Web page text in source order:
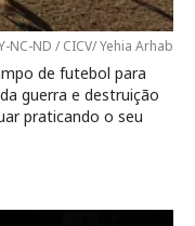
NC-ND / CICV/ Yehia Arhab
de futebol para
guerra e destruição
praticando o seu